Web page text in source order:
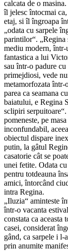
calcata de o
îl jelesc întocmai
etaj, si îl îngroapa
„odata cu sarpele
parintilor“. „Regina
mediu modern, într-
fantastica a lui
sau într-o padure cu
primejdiosi, vede
metamorfozata într-
parea ca seamana
baiatului, e Regina
sclipiri
pomeneste, pe
inconfundabil,
obiectul dispare
putin, la gâtul
casatorie cât se
unei fetite. Odata
pentru totdeauna
amici, întorcând
intra Regina.
„Iluzia“ aminteste
într-o vacanta
constata ca aceasta
casei, considerat
gând, ca sarpele i l-
prin anumite